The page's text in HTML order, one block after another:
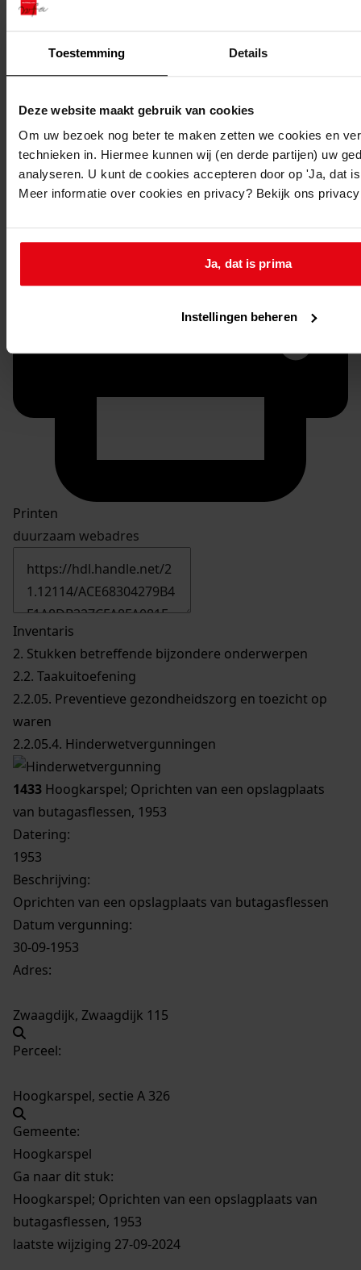
Toestemming Details
Deze website maakt gebruik van cookies
Om uw bezoek nog beter te maken zetten we cookies en
technieken in. Hiermee kunnen wij (en derde partijen) uw
analyseren. U kunt de cookies accepteren door op 'Ja, dat
Meer informatie over cookies en privacy? Bekijk ons
Ja, dat is prima
Instellingen beheren
Doorsturen per email
Printen
duurzaam webadres
Inventaris
2. Stukken betreffende bijzondere onderwerpen
2.2. Taakuitoefening
2.2.05. Preventieve gezondheidszorg en toezicht op
waren
2.2.05.4. Hinderwetvergunningen
1433 Hoogkarspel; Oprichten van een opslagplaats
van butagasflessen, 1953
Datering:
1953
Beschrijving:
Oprichten van een opslagplaats van butagasflessen
Datum vergunning:
30-09-1953
Adres:
Zwaagdijk, Zwaagdijk 115
Perceel:
Hoogkarspel, sectie A 326
Gemeente:
Hoogkarspel
Ga naar dit stuk:
Hoogkarspel; Oprichten van een opslagplaats van
butagasflessen, 1953
laatste wijziging 27-09-2024